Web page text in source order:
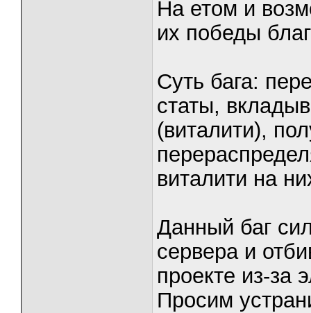
На етом и
их победы
Суть бага:
статы,
(виталити),
виталити на
Данный баг
сервера и
проекте из-за
Просим